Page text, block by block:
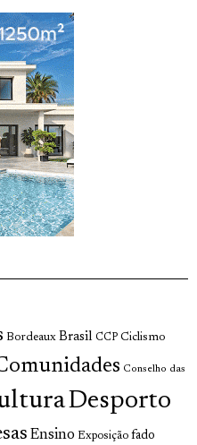
Bordeaux Brasil CCP Ciclismo
Conselho das
Desporto
Ensino Exposição fado